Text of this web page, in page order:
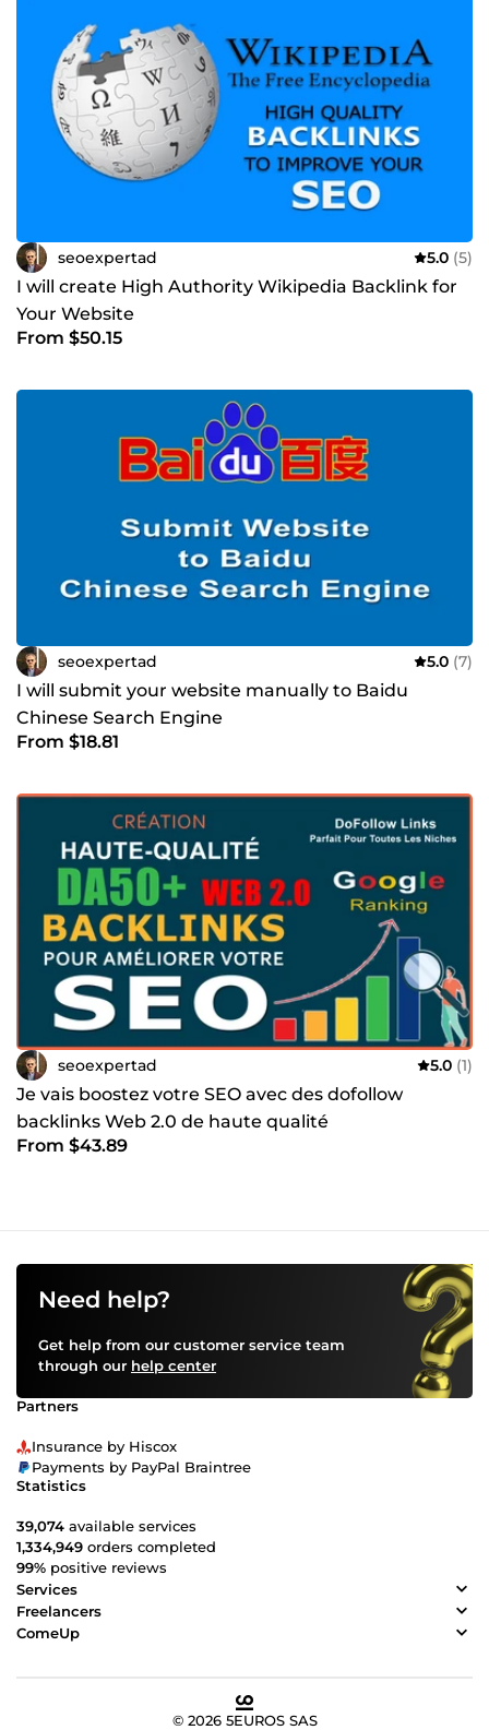
seoexpertad 5.0 (5)
I will create High Authority Wikipedia Backlink for
Your Website
From $50.15
seoexpertad 5.0 (7)
I will submit your website manually to Baidu
Chinese Search Engine
From $18.81
seoexpertad 5.0 (1)
Je vais boostez votre SEO avec des dofollow
backlinks Web 2.0 de haute qualité
From $43.89
Need help?
Get help from our customer service team
through our help center
Partners
Insurance by Hiscox
Payments by PayPal Braintree
Statistics
39,074 available services
1,334,949 orders completed
99% positive reviews
Services
Freelancers
ComeUp
© 2026 5EUROS SAS